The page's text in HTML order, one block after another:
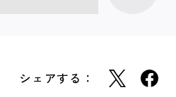
シェアする：